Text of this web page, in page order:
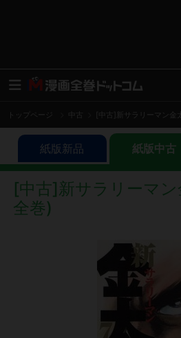
トップページ 中古 [中古]新サラリーマン金
紙版新品 紙版中古
[中古]新サラリーマ
全巻)